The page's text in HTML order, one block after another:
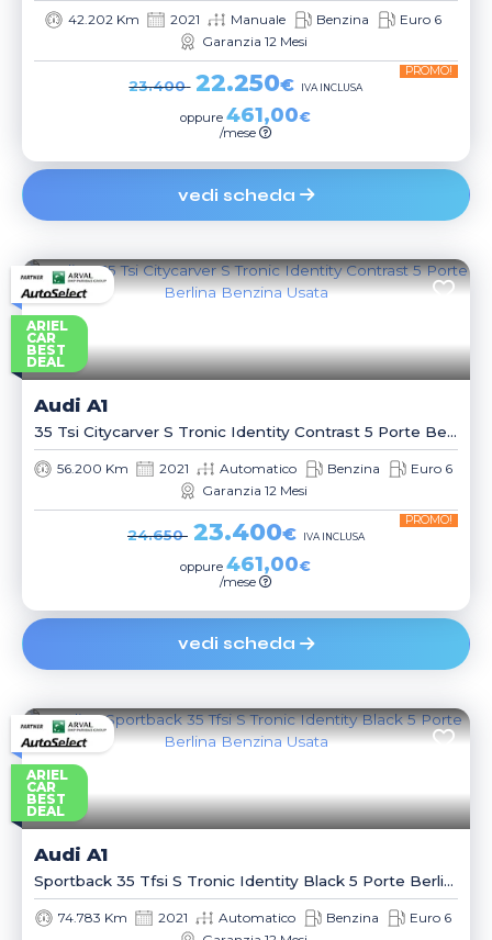
42.202 Km 2021 Manuale Benzina
Euro 6
Garanzia 12 Mesi
23.400 22.250€
PROMO!
IVA INCLUSA
oppure461,00€
/mese
vedi scheda
ARIEL
CAR
BEST
DEAL
Audi A1
35 Tsi Citycarver S Tronic Identity Contrast 5 Porte Berlina
56.200 Km 2021 Automatico Benzina
Euro 6
Garanzia 12 Mesi
24.650 23.400€
PROMO!
IVA INCLUSA
oppure461,00€
/mese
vedi scheda
ARIEL
CAR
BEST
DEAL
Audi A1
Sportback 35 Tfsi S Tronic Identity Black 5 Porte Berlina
74.783 Km 2021 Automatico Benzina
Euro 6